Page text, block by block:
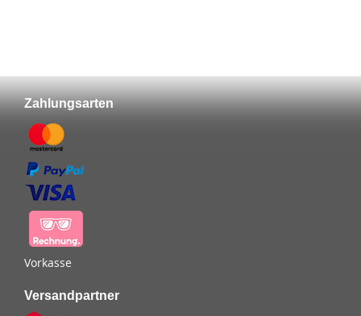
Zahlungsarten
Vorkasse
Versandpartner